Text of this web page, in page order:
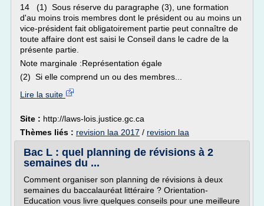
14 (1) Sous réserve du paragraphe (3), une formation
d'au moins trois membres dont le président ou au moins un
vice-président fait obligatoirement partie peut connaître de
toute affaire dont est saisi le Conseil dans le cadre de la
présente partie.
Note marginale :Représentation égale
(2) Si elle comprend un ou des membres...
Lire la suite
Site : http://laws-lois.justice.gc.ca
Thèmes liés : revision laa 2017 / revision laa
Bac L : quel planning de révisions à 2
semaines du ...
Comment organiser son planning de révisions à deux
semaines du baccalauréat littéraire ? Orientation-
Education vous livre quelques conseils pour une meilleure